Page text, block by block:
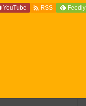
YouTube  RSS Feedly